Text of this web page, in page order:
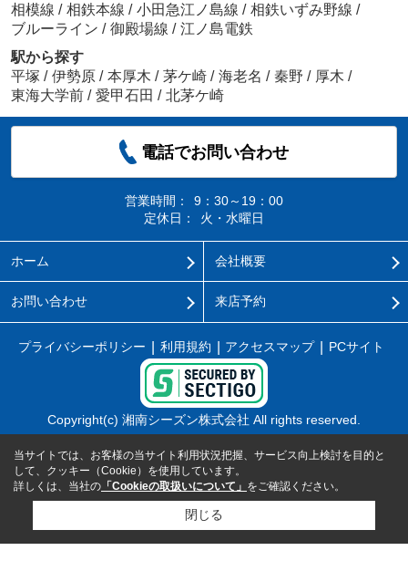
相模線 / 相鉄本線 / 小田急江ノ島線 / 相鉄いずみ野線 /
ブルーライン / 御殿場線 / 江ノ島電鉄
駅から探す
平塚 / 伊勢原 / 本厚木 / 茅ケ崎 / 海老名 / 秦野 / 厚木 /
東海大学前 / 愛甲石田 / 北茅ケ崎
電話でお問い合わせ
営業時間：
9：30～19：00
定休日：
火・水曜日
ホーム 会社概要
お問い合わせ 来店予約
プライバシーポリシー 利用規約 アクセスマップ PCサイト
Copyright(c) 湘南シーズン株式会社 All rights reserved.
当サイトでは、お客様の当サイト利用状況把握、サービス向上検討を目的と
して、クッキー（Cookie）を使用しています。
詳しくは、当社の 「Cookieの取扱いについて」 をご確認ください。
閉じる